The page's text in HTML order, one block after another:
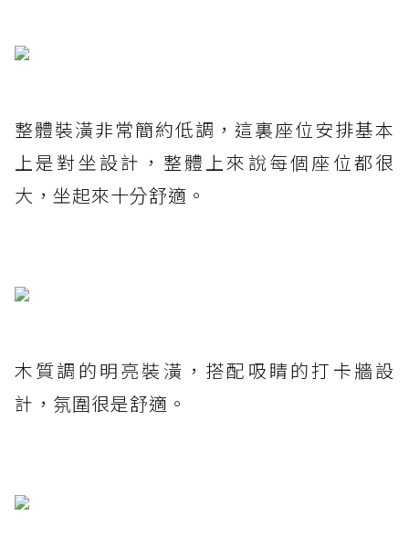
整體裝潢非常簡約低調，這裏座位安排基本
上是對坐設計，整體上來說每個座位都很
大，坐起來十分舒適。
木質調的明亮裝潢，搭配吸睛的打卡牆設
計，氛圍很是舒適。